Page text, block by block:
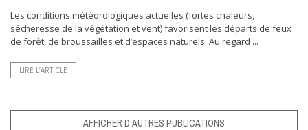
Les conditions météorologiques actuelles (fortes chaleurs,
sécheresse de la végétation et vent) favorisent les départs de feux
de forêt, de broussailles et d’espaces naturels. Au regard ...
LIRE L’ARTICLE
AFFICHER D’AUTRES PUBLICATIONS